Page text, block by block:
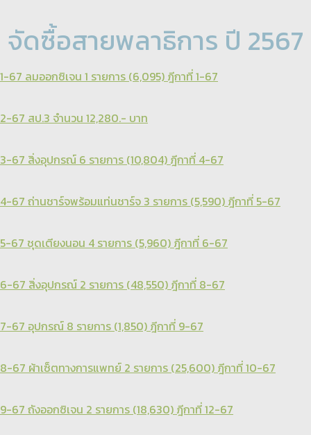
จัดซื้อสายพลาธิการ ปี 2567
1-67 ลมออกซิเจน 1 รายการ (6,095) ฎีกาที่ 1-67
2-67 สป.3 จำนวน 12,280.- บาท
3-67 สิ่งอุปกรณ์ 6 รายการ (10,804) ฎีกาที่ 4-67
4-67 ถ่านชาร์จพร้อมแท่นชาร์จ 3 รายการ (5,590) ฎีกาที่ 5-67
5-67 ชุดเตียงนอน 4 รายการ (5,960) ฎีกาที่ 6-67
6-67 สิ่งอุปกรณ์ 2 รายการ (48,550) ฎีกาที่ 8-67
7-67 อุปกรณ์ 8 รายการ (1,850) ฎีกาที่ 9-67
8-67 ผ้าเซ็ตทางการแพทย์ 2 รายการ (25,600) ฎีกาที่ 10-67
9-67 ถังออกซิเจน 2 รายการ (18,630) ฎีกาที่ 12-67